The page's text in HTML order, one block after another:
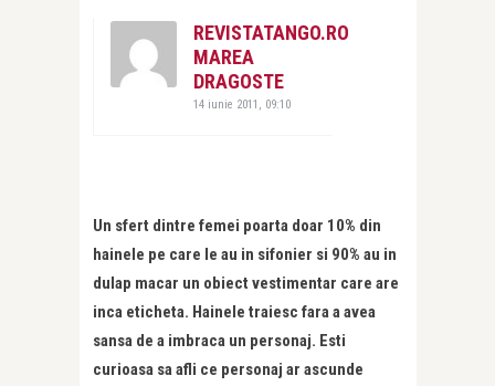
REVISTATANGO.RO
MAREA
DRAGOSTE
14 iunie 2011, 09:10
Un sfert dintre femei poarta doar 10% din
hainele pe care le au in sifonier si 90% au in
dulap macar un obiect vestimentar care are
inca eticheta. Hainele traiesc fara a avea
sansa de a imbraca un personaj. Esti
curioasa sa afli ce personaj ar ascunde